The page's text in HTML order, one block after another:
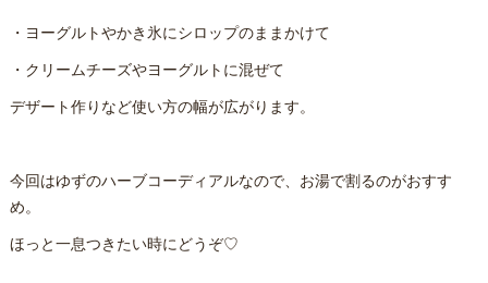
・ヨーグルトやかき氷にシロップのままかけて
・クリームチーズやヨーグルトに混ぜて
デザート作りなど使い方の幅が広がります。
今回はゆずのハーブコーディアルなので、お湯で割るのがおすす
め。
ほっと一息つきたい時にどうぞ♡